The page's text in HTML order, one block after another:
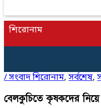
শিরোনাম
/সংবাদ শিরোনাম, সর্বশেষ,
বেলকুচিতে কৃষকদের নিয়ে